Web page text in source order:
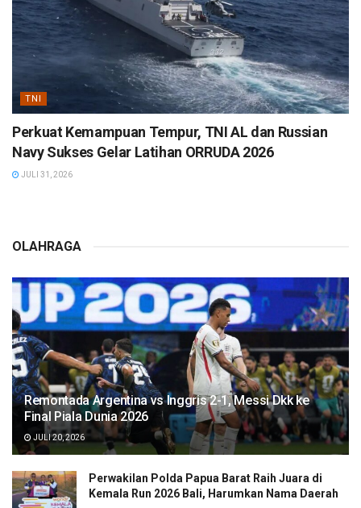
TNI
Perkuat Kemampuan Tempur, TNI AL dan Russian
Navy Sukses Gelar Latihan ORRUDA 2026
JULI 31, 2026
OLAHRAGA
Remontada Argentina vs Inggris 2-1, Messi Dkk ke
Final Piala Dunia 2026
JULI 20, 2026
Perwakilan Polda Papua Barat Raih Juara di
Kemala Run 2026 Bali, Harumkan Nama Daerah